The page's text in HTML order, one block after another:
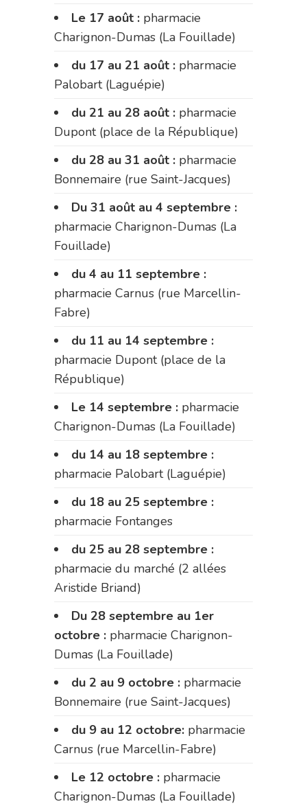
Le 17 août : pharmacie
Charignon-Dumas (La Fouillade)
du 17 au 21 août : pharmacie
Palobart (Laguépie)
du 21 au 28 août : pharmacie
Dupont (place de la République)
du 28 au 31 août : pharmacie
Bonnemaire (rue Saint-Jacques)
Du 31 août au 4 septembre :
pharmacie Charignon-Dumas (La
Fouillade)
du 4 au 11 septembre :
pharmacie Carnus (rue Marcellin-
Fabre)
du 11 au 14 septembre :
pharmacie Dupont (place de la
République)
Le 14 septembre : pharmacie
Charignon-Dumas (La Fouillade)
du 14 au 18 septembre :
pharmacie Palobart (Laguépie)
du 18 au 25 septembre :
pharmacie Fontanges
du 25 au 28 septembre :
pharmacie du marché (2 allées
Aristide Briand)
Du 28 septembre au 1er
octobre : pharmacie Charignon-
Dumas (La Fouillade)
du 2 au 9 octobre : pharmacie
Bonnemaire (rue Saint-Jacques)
du 9 au 12 octobre: pharmacie
Carnus (rue Marcellin-Fabre)
Le 12 octobre : pharmacie
Charignon-Dumas (La Fouillade)